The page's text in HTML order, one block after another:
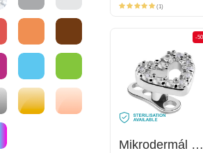
(1)
-50%
Mikrodermál (titan, lesklý povrch) s koncovkou srdce a krystalovými kamínky
-
Mikrodermál (titan, lesklý povrch) s koncovkou srdce a krystalovými kamínky